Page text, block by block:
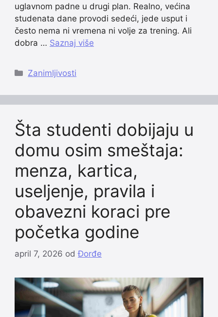
uglavnom padne u drugi plan. Realno, većina
studenata dane provodi sedeći, jede usput i
često nema ni vremena ni volje za trening. Ali
dobra … Saznaj više
Categories
Zanimljivosti
Šta studenti dobijaju u
domu osim smeštaja:
menza, kartica,
useljenje, pravila i
obavezni koraci pre
početka godine
april 7, 2026 odĐorđe